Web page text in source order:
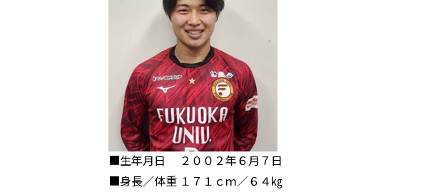
■生年月日
２００２年６月７日
■身長／体重 １７１ｃｍ／６４㎏